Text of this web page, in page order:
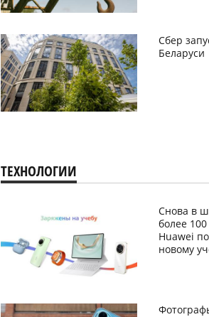
Сбер
Беларуси
ТЕХНОЛОГИИ
Снова в
более
Huawei
новому